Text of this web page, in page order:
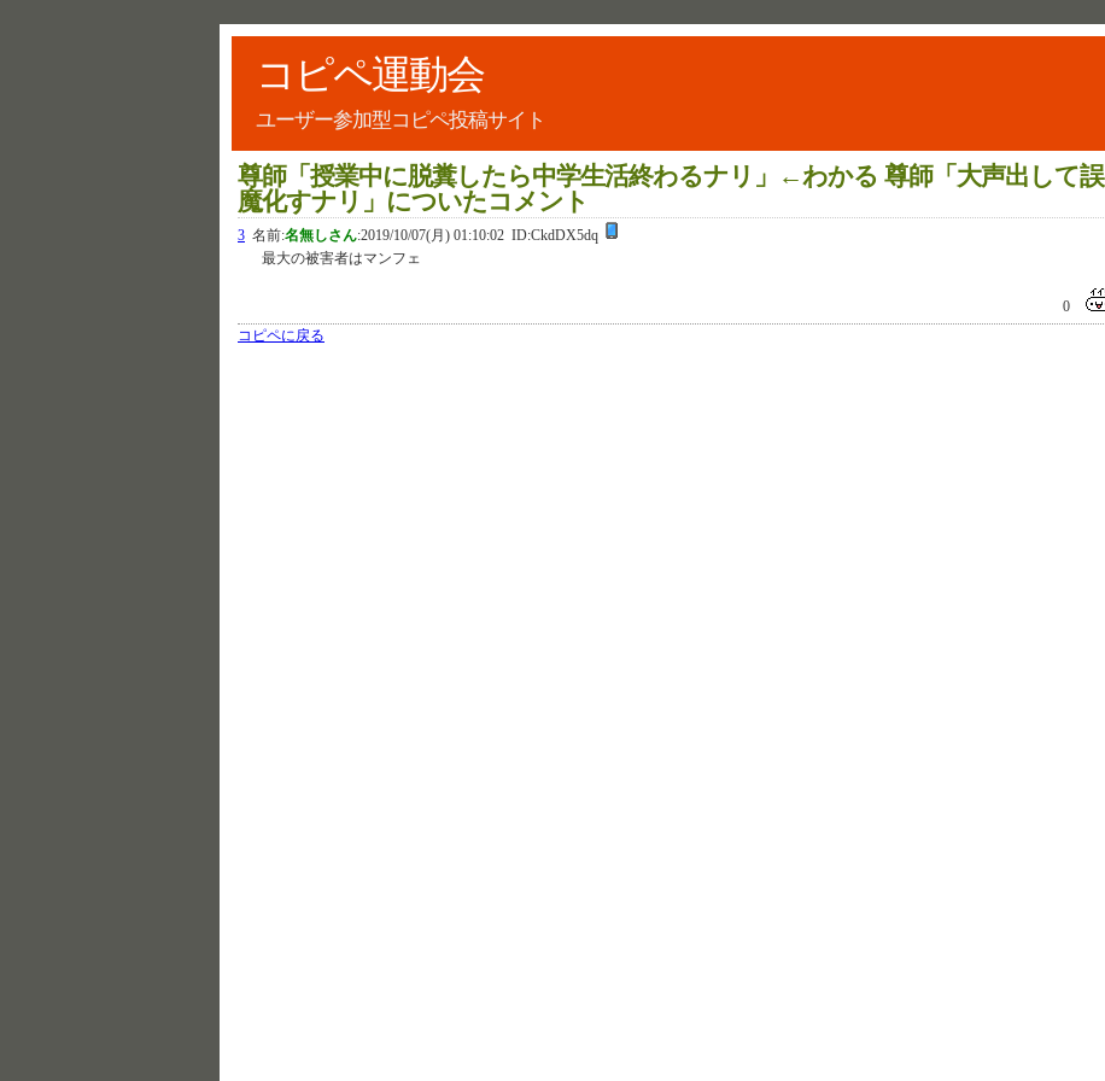
コピペ運動会
ユーザー参加型コピペ投稿サイト
尊師「授業中に脱糞したら中学生活終わるナリ」←わかる 尊師「大声出して誤
魔化すナリ」についたコメント
3 名前:名無しさん:2019/10/07(月) 01:10:02 ID:CkdDX5dq
最大の被害者はマンフェ
0
コピペに戻る